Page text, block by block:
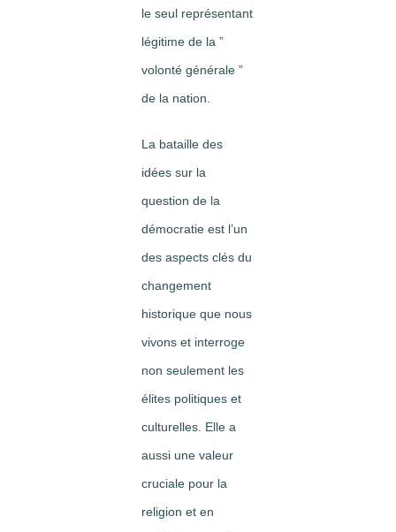
le seul représentant
légitime de la ”
volonté générale ”
de la nation.
La bataille des
idées sur la
question de la
démocratie est l’un
des aspects clés du
changement
historique que nous
vivons et interroge
non seulement les
élites politiques et
culturelles. Elle a
aussi une valeur
cruciale pour la
religion et en